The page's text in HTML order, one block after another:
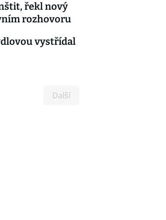
řekl nový
rozhovoru
vystřídal
Další